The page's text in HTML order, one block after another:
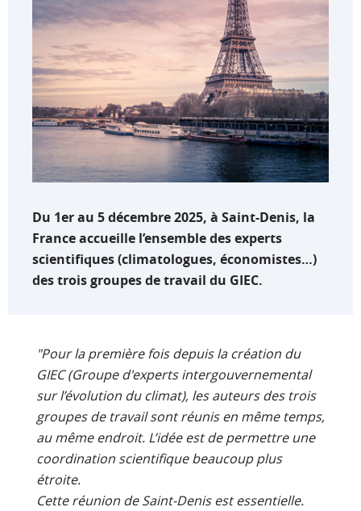
Du 1er au 5 décembre 2025, à Saint-Denis, la
France accueille l’ensemble des experts
scientifiques (climatologues, économistes…)
des trois groupes de travail du GIEC.
"Pour la première fois depuis la création du
GIEC (Groupe d'experts intergouvernemental
sur l’évolution du climat), les auteurs des trois
groupes de travail sont réunis en même temps,
au même endroit. L’idée est de permettre une
coordination scientifique beaucoup plus
étroite.
Cette réunion de Saint-Denis est essentielle.